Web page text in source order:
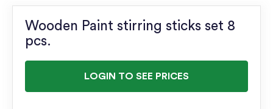
Wooden Paint stirring sticks set 8
pcs.
LOGIN TO SEE PRICES